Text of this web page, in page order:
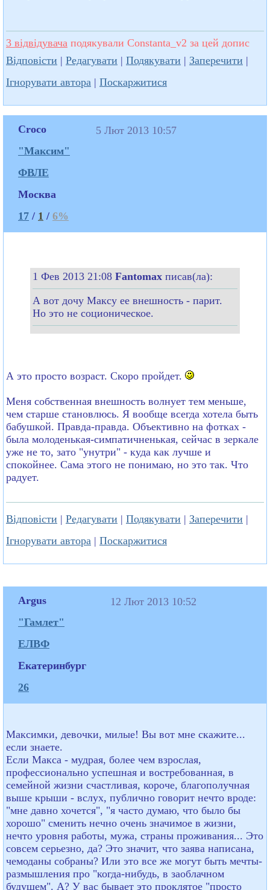
3 відвідувача подякували Constanta_v2 за цей допис
Відповісти | Редагувати | Подякувати | Заперечити |
Ігнорувати автора | Поскаржитися
Croco
"Максим"
ФВЛЕ
Москва
17 / 1 / 6%
5 Лют 2013 10:57
1 Фев 2013 21:08 Fantomax писав(ла):
А вот дочу Максу ее внешность - парит.
Но это не соционическое.
А это просто возраст. Скоро пройдет.
Меня собственная внешность волнует тем меньше,
чем старше становлюсь. Я вообще всегда хотела быть
бабушкой. Правда-правда. Объективно на фотках -
была молоденькая-симпатичненькая, сейчас в зеркале
уже не то, зато "унутри" - куда как лучше и
спокойнее. Сама этого не понимаю, но это так. Что
радует.
Відповісти | Редагувати | Подякувати | Заперечити |
Ігнорувати автора | Поскаржитися
Argus
"Гамлет"
ЕЛВФ
Екатеринбург
26
12 Лют 2013 10:52
Максимки, девочки, милые! Вы вот мне скажите...
если знаете.
Если Макса - мудрая, более чем взрослая,
профессионально успешная и востребованная, в
семейной жизни счастливая, короче, благополучная
выше крыши - вслух, публично говорит нечто вроде:
"мне давно хочется", "я часто думаю, что было бы
хорошо" сменить нечно очень значимое в жизни,
нечто уровня работы, мужа, страны проживания... Это
совсем серьезно, да? Это значит, что заява написана,
чемоданы собраны? Или это все же могут быть мечты-
размышления про "когда-нибудь, в заоблачном
будущем". А? У вас бывает это проклятое "просто